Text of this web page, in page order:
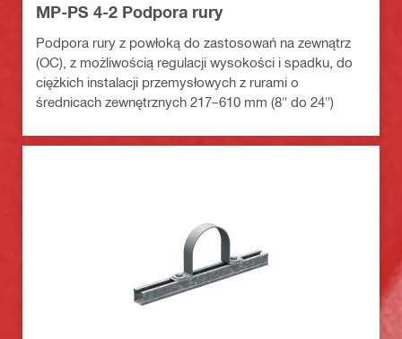
MP-PS 4-2 Podpora rury
Podpora rury z powłoką do zastosowań na zewnątrz
(OC), z możliwością regulacji wysokości i spadku, do
ciężkich instalacji przemysłowych z rurami o
średnicach zewnętrznych 217–610 mm (8" do 24")